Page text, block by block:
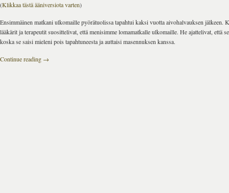
(Klikkaa tästä ääniversiota varten)
Ensimmäinen matkani ulkomaille pyörätuolissa tapahtui kaksi vuotta aivohalvauksen jälkeen.
lääkärit ja terapeutit suosittelivat, että menisimme lomamatkalle ulkomaille. He ajattelivat, että
koska se saisi mieleni pois tapahtuneesta ja auttaisi masennuksen kanssa.
Continue reading →